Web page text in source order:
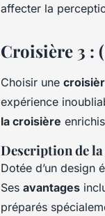
affecter la
Croisière 3 :
Choisir une
expérience
la croisière
Description de
Dotée d’un design
Ses avantages
préparés